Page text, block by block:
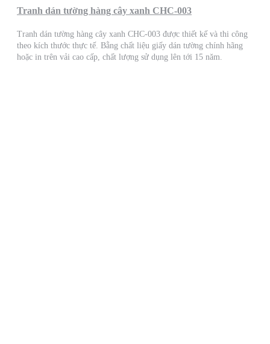
Tranh dán tường hàng cây xanh CHC-003
Tranh dán tường hàng cây xanh CHC-003 được thiết kế và thi công
theo kích thước thực tế. Bằng chất liệu giấy dán tường chính hãng
hoặc in trên vải cao cấp, chất lượng sử dụng lên tới 15 năm.